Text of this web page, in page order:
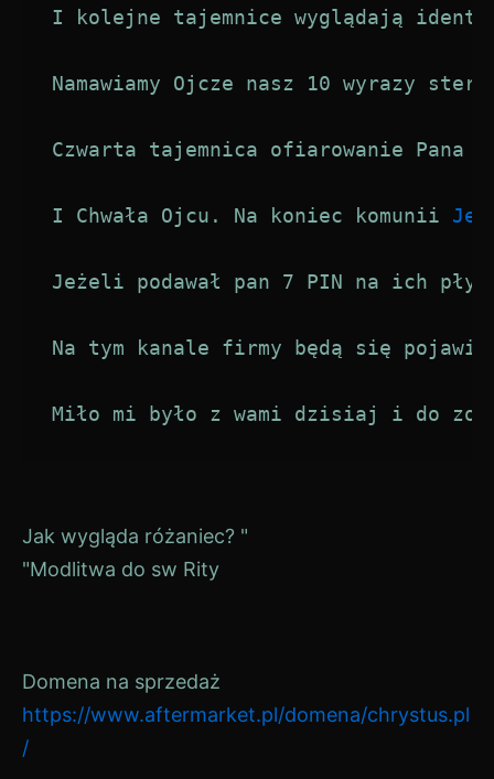
I kolejne tajemnice wyglądają
Namawiamy Ojcze nasz 10 wyrazy
Czwarta tajemnica ofiarowanie Pana
I Chwała Ojcu. Na koniec komunii
Jeżeli podawał pan 7 PIN na ich
Na tym kanale firmy będą się
Miło mi było z wami dzisiaj i do
Zobacz
wpisy
Jak wygląda różaniec? "
"Modlitwa do sw Rity
Domena na sprzedaż
https://www.aftermarket.pl/domena/chrystus.pl
/